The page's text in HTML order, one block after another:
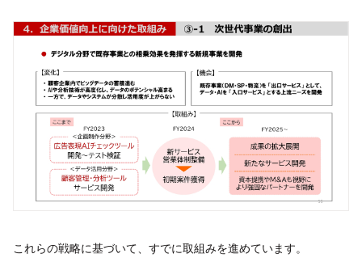
これらの戦略に基づいて、すでに取組みを進めています。